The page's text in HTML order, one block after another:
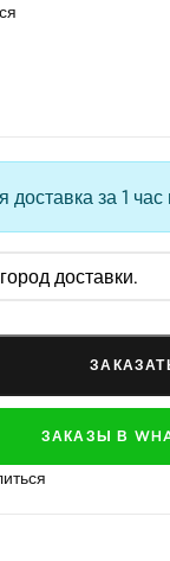
доставка за 1
ЗАКАЗЫ В